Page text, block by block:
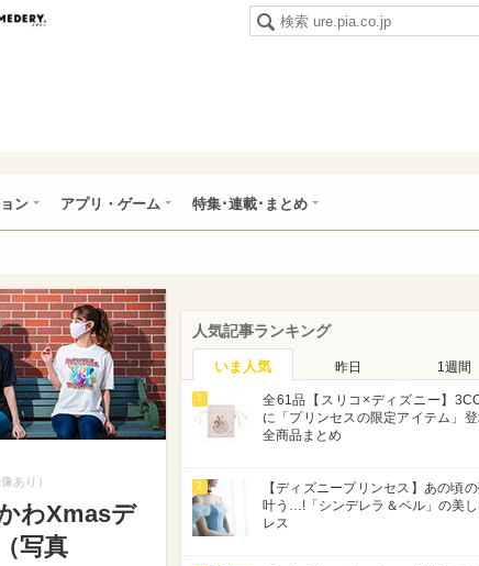
い肉
ン アプリ・ゲーム 特集･連載･まとめ
あり）
わXmasデ
写真
人気記事ランキング
いま人気 昨日 1週間
1
全61品【スリコ×ディズニー】
に「プリンセスの限定アイテム」登
全商品まとめ
2
【ディズニープリンセス】あの頃
叶う…!「シンデレラ＆ベル」の美し
レス